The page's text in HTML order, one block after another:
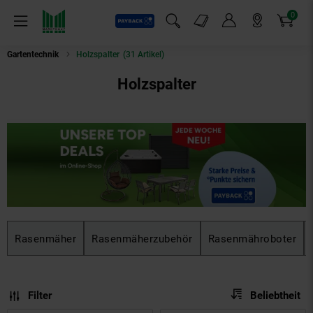
Menü
Payback
Suchfeld einblenden
Markt-Angebote 0
Artikel
Gartentechnik Holzspalter (31 Artikel)
Holzspalter
Rasenmäher Rasenmäherzubehör Rasenmähroboter
Filter Sortierung:
Beliebtheit